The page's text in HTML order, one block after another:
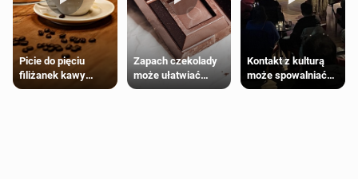
Picie do pięciu
filiżanek kawy
dziennie jest
Zapach czekolady
może ułatwiać
trening siłowy
Kontakt z kulturą
może spowalniać
starzenie